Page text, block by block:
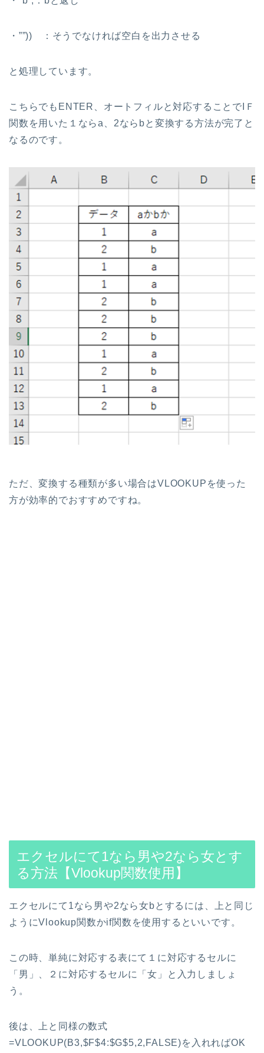
・””)) ：そうでなければ空白を出力させる
と処理しています。
こちらでもENTER、オートフィルと対応することでIＦ
関数を用いた１ならa、2ならbと変換する方法が完了と
なるのです。
ただ、変換する種類が多い場合はVLOOKUPを使った
方が効率的でおすすめですね。
エクセルにて1なら男や2なら女とす
る方法【Vlookup関数使用】
エクセルにて1なら男や2なら女bとするには、上と同じ
ようにVlookup関数かif関数を使用するといいです。
この時、単純に対応する表にて１に対応するセルに
「男」、２に対応するセルに「女」と入力しましょ
う。
後は、上と同様の数式
=VLOOKUP(B3,$F$4:$G$5,2,FALSE)を入れればOK